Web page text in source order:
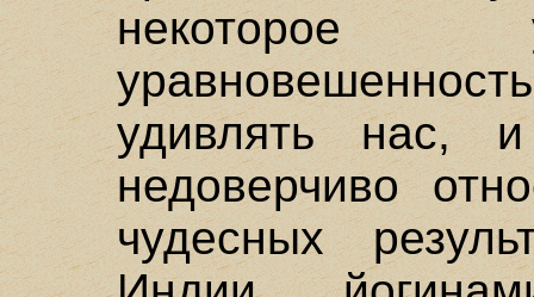
некоторое
удивлять нас,
недоверчиво
чудесных